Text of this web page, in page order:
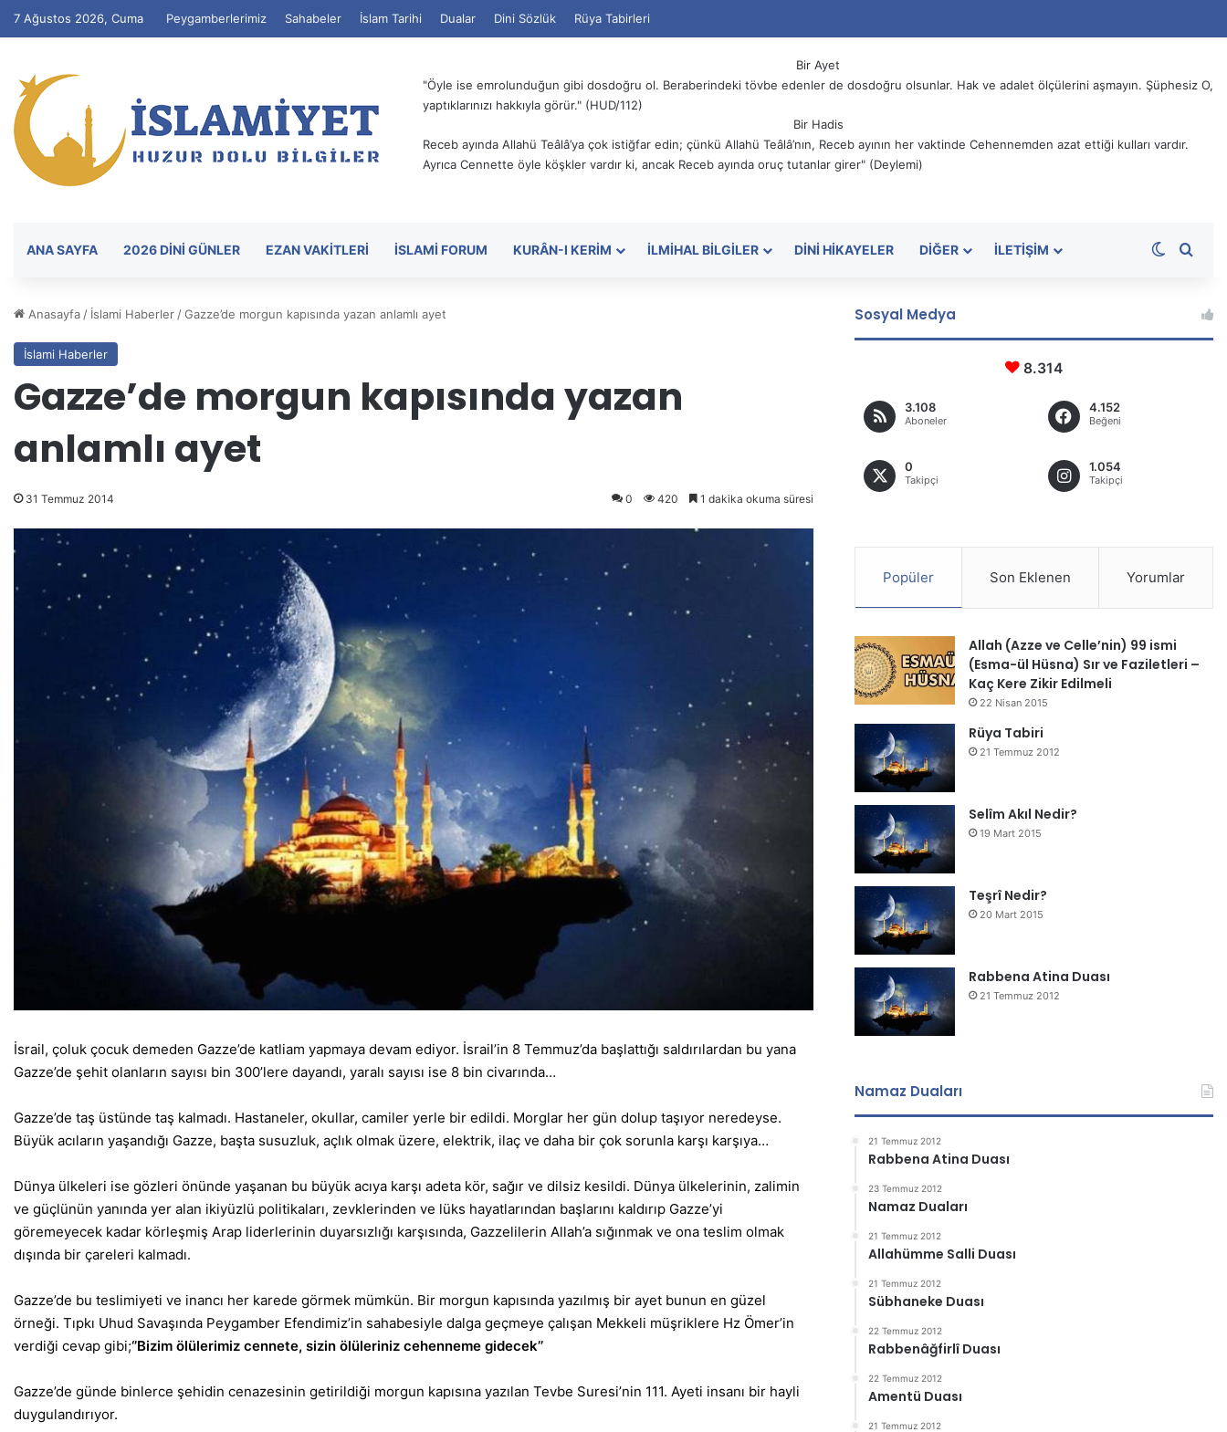
7 Ağustos 2026, Cuma Peygamberlerimiz Sahabeler İslam Tarihi Dualar Dini Sözlük Rüya Tabirleri
Bir Ayet
"Öyle ise emrolunduğun gibi dosdoğru ol. Beraberindeki tövbe edenler de dosdoğru olsunlar. Hak ve adalet ölçülerini aşmayın. Şüphesiz O,
yaptıklarınızı hakkıyla görür." (HUD/112)
Bir Hadis
Receb ayında Allahü Teâlâ’ya çok istiğfar edin; çünkü Allahü Teâlâ’nın, Receb ayının her vaktinde Cehennemden azat ettiği kulları vardır.
Ayrıca Cennette öyle köşkler vardır ki, ancak Receb ayında oruç tutanlar girer" (Deylemi)
ANA SAYFA 2026 DİNİ GÜNLER EZAN VAKITLERI İSLAMI FORUM KURÂN-I KERIM İLMIHAL BILGILER DINI HIKAYELER DIĞER İLETIŞIM Dış
Anasayfa / İslami Haberler /Gazze’de morgun kapısında yazan anlamlı ayet
İslami Haberler
Gazze’de morgun kapısında yazan
anlamlı ayet
31 Temmuz 2014 0 420 1 dakika okuma süresi
İsrail, çoluk çocuk demeden Gazze’de katliam yapmaya devam ediyor. İsrail’in 8 Temmuz’da başlattığı saldırılardan bu yana
Gazze’de şehit olanların sayısı bin 300’lere dayandı, yaralı sayısı ise 8 bin civarında…
Gazze’de taş üstünde taş kalmadı. Hastaneler, okullar, camiler yerle bir edildi. Morglar her gün dolup taşıyor neredeyse.
Büyük acıların yaşandığı Gazze, başta susuzluk, açlık olmak üzere, elektrik, ilaç ve daha bir çok sorunla karşı karşıya…
Dünya ülkeleri ise gözleri önünde yaşanan bu büyük acıya karşı adeta kör, sağır ve dilsiz kesildi. Dünya ülkelerinin, zalimin
ve güçlünün yanında yer alan ikiyüzlü politikaları, zevklerinden ve lüks hayatlarından başlarını kaldırıp Gazze’yi
göremeyecek kadar körleşmiş Arap liderlerinin duyarsızlığı karşısında, Gazzelilerin Allah’a sığınmak ve ona teslim olmak
dışında bir çareleri kalmadı.
Gazze’de bu teslimiyeti ve inancı her karede görmek mümkün. Bir morgun kapısında yazılmış bir ayet bunun en güzel
örneği. Tıpkı Uhud Savaşında Peygamber Efendimiz’in sahabesiyle dalga geçmeye çalışan Mekkeli müşriklere Hz Ömer’in
verdiği cevap gibi;‘’Bizim ölülerimiz cennete, sizin ölüleriniz cehenneme gidecek’’
Gazze’de günde binlerce şehidin cenazesinin getirildiği morgun kapısına yazılan Tevbe Suresi’nin 111. Ayeti insanı bir hayli
duygulandırıyor.
Sosyal Medya
8.314
3.108
Aboneler
4.152
Beğeni
0
Takipçi
1.054
Takipçi
Popüler Son Eklenen Yorumlar
Allah (Azze ve Celle’nin) 99 ismi
(Esma-ül Hüsna) Sır ve Faziletleri –
Kaç Kere Zikir Edilmeli
22 Nisan 2015
Rüya Tabiri
21 Temmuz 2012
Selîm Akıl Nedir?
19 Mart 2015
Teşrî Nedir?
20 Mart 2015
Rabbena Atina Duası
21 Temmuz 2012
Namaz Duaları
21 Temmuz 2012
Rabbena Atina Duası
23 Temmuz 2012
Namaz Duaları
21 Temmuz 2012
Allahümme Salli Duası
21 Temmuz 2012
Sübhaneke Duası
22 Temmuz 2012
Rabbenâğfirlî Duası
22 Temmuz 2012
Amentü Duası
21 Temmuz 2012